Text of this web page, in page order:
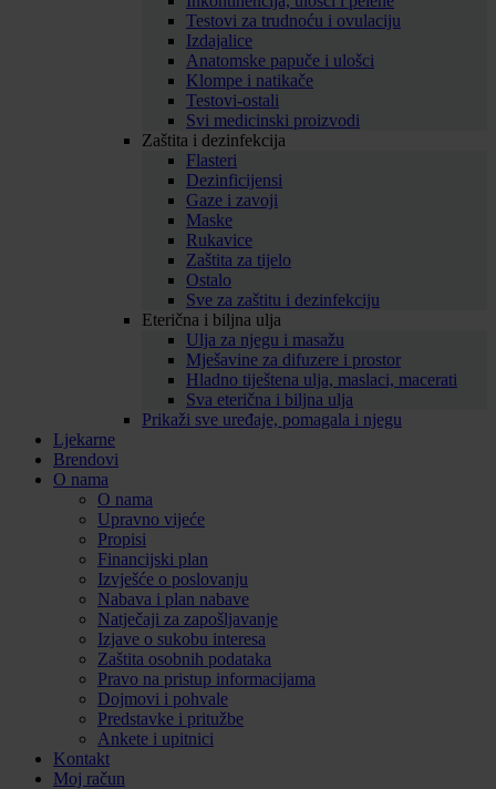
Testovi za trudnoću i ovulaciju
Izdajalice
Anatomske papuče i ulošci
Klompe i natikače
Testovi-ostali
Svi medicinski proizvodi
Zaštita i dezinfekcija
Flasteri
Dezinficijensi
Gaze i zavoji
Maske
Rukavice
Zaštita za tijelo
Ostalo
Sve za zaštitu i dezinfekciju
Eterična i biljna ulja
Ulja za njegu i masažu
Mješavine za difuzere i prostor
Hladno tiještena ulja, maslaci, macerati
Sva eterična i biljna ulja
Prikaži sve uređaje, pomagala i njegu
Ljekarne
Brendovi
O nama
O nama
Upravno vijeće
Propisi
Financijski plan
Izvješće o poslovanju
Nabava i plan nabave
Natječaji za zapošljavanje
Izjave o sukobu interesa
Zaštita osobnih podataka
Pravo na pristup informacijama
Dojmovi i pohvale
Predstavke i pritužbe
Ankete i upitnici
Kontakt
Moj račun